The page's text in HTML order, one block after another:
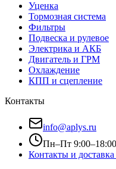
Уценка
Тормозная система
Фильтры
Подвеска и рулевое
Электрика и АКБ
Двигатель и ГРМ
Охлаждение
КПП и сцепление
Контакты
info@aplys.ru
Пн–Пт
Контакты и